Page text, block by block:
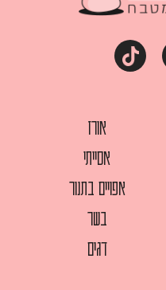
אורז
אסייתי
אפויים בתנור
בשר
דגים